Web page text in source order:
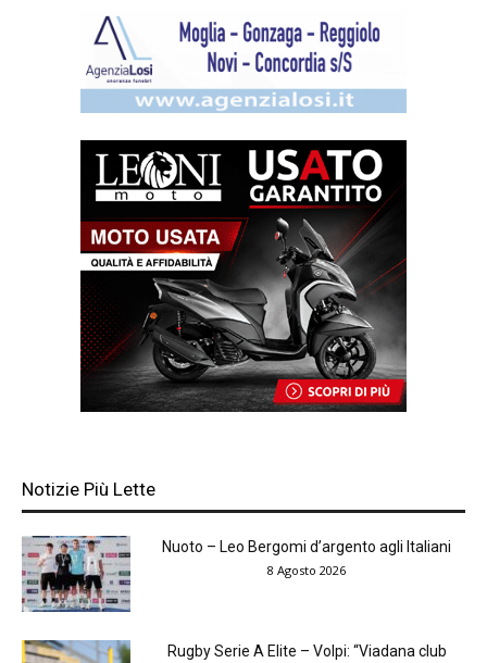
Notizie Più Lette
Nuoto – Leo Bergomi d’argento agli Italiani
8 Agosto 2026
Rugby Serie A Elite – Volpi: “Viadana club